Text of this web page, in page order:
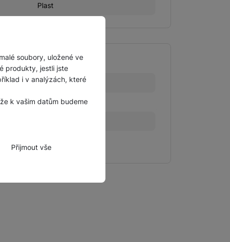
soubory, uložené ve
produkty, jestli jste
i v analýzách, které
k vašim datům budeme
Přijmout vše
Plast
233 g
15,6 CM